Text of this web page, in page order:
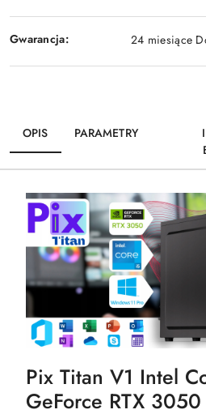
Gwarancja: 24 miesiące
OPIS PARAMETRY
Pix Titan V1 Intel
GeForce RTX